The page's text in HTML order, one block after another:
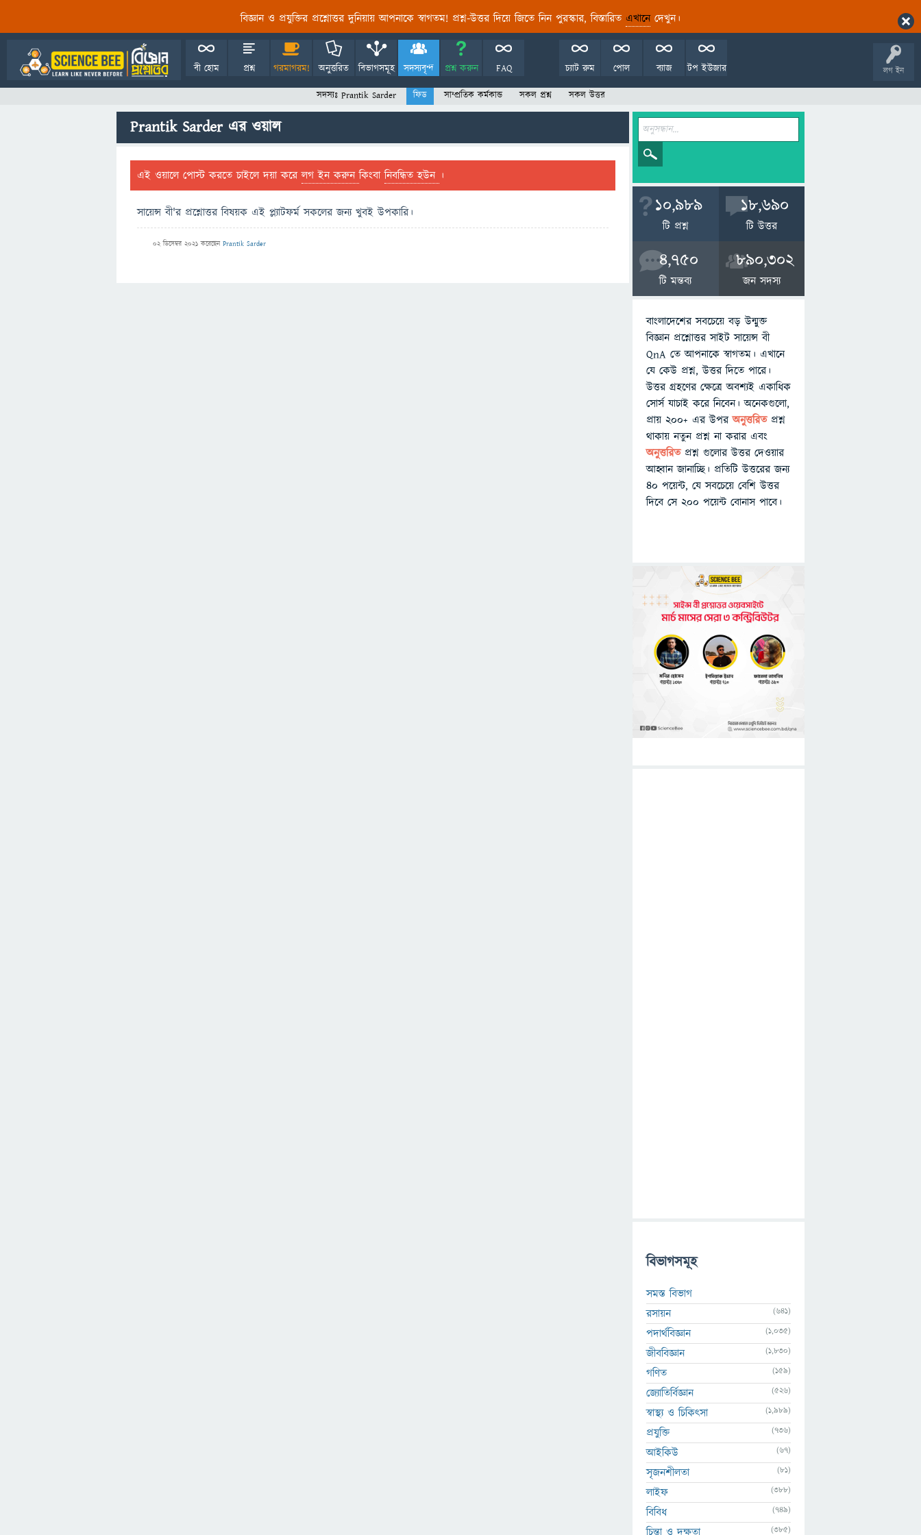
বিজ্ঞান ও প্রযুক্তির প্রশ্নোত্তর দুনিয়ায় আপনাকে স্বাগতম! প্রশ্ন-উত্তর দিয়ে জিতে নিন পুরস্কার, বিস্তারিত এখানেদেখুন।
লগ ইন
বী হোম প্রশ্ন গরমাগরম! অনুত্তরিত বিভাগসমূহ সদস্যবৃন্দ প্রশ্ন করুন FAQ টপ ইউজার
ব্যাজ
পোল
চ্যাট রুম
সদস্যঃ Prantik Sarder ফিড সাম্প্রতিক কর্মকান্ড সকল প্রশ্ন সকল উত্তর
Prantik Sarder এর ওয়াল
এই ওয়ালে পোস্ট করতে চাইলে দয়া করেলগ ইন করুনকিংবানিবন্ধিত হউন ।
সায়েন্স বী'র প্রশ্নোত্তর বিষয়ক এই প্ল্যাটফর্ম সকলের জন্য খুবই উপকারি।
02 ডিসেম্বর 2021 করেছেন Prantik Sarder
10,989
টি প্রশ্ন
18,690
টি উত্তর
4,750
টি মন্তব্য
890,302
জন সদস্য
বাংলাদেশের সবচেয়ে বড় উন্মুক্ত
বিজ্ঞান প্রশ্নোত্তর সাইট সায়েন্স বী
QnA তে আপনাকে স্বাগতম। এখানে
যে কেউ প্রশ্ন, উত্তর দিতে পারে।
উত্তর গ্রহণের ক্ষেত্রে অবশ্যই একাধিক
সোর্স যাচাই করে নিবেন। অনেকগুলো,
প্রায় ২০০+ এর উপরঅনুত্তরিতপ্রশ্ন
থাকায় নতুন প্রশ্ন না করার এবং
অনুত্তরিত প্রশ্ন গুলোর উত্তর দেওয়ার
আহ্বান জানাচ্ছি। প্রতিটি উত্তরের জন্য
৪০ পয়েন্ট, যে সবচেয়ে বেশি উত্তর
দিবে সে ২০০ পয়েন্ট বোনাস পাবে।
বিভাগসমূহ
সমস্ত বিভাগ
রসায়ন
(641)
পদার্থবিজ্ঞান (1,035)
জীববিজ্ঞান (1,830)
গণিত (159)
জ্যোতির্বিজ্ঞান (526)
স্বাস্থ্য ও চিকিৎসা (1,989)
প্রযুক্তি (736)
আইকিউ (67)
সৃজনশীলতা (81)
লাইফ (388)
বিবিধ (749)
চিন্তা ও দক্ষতা (385)